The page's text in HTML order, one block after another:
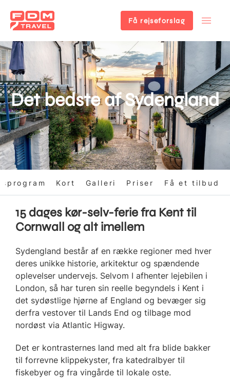
Gå
til
hovedindhold
Få rejseforslag
Det bedste af Sydengland
Kort Galleri Priser Få et tilbud
15 dages kør-selv-ferie fra Kent til
Cornwall og alt imellem
Sydengland består af en række regioner med hver
deres unikke historie, arkitektur og spændende
oplevelser undervejs. Selvom I afhenter lejebilen i
London, så har turen sin reelle begyndels i Kent i
det sydøstlige hjørne af England og bevæger sig
derfra vestover til Lands End og tilbage mod
nordøst via Atlantic Higway.
Det er kontrasternes land med alt fra blide bakker
til forrevne klippekyster, fra katedralbyer til
fiskebyer og fra vingårde til lokale oste.